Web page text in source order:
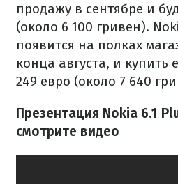
продажу в сентябре и
(около 6 100 гривен).
появится на полках
конца августа, и купить
249 евро (около 7 640
Презентация Nokia 6.1
смотрите видео